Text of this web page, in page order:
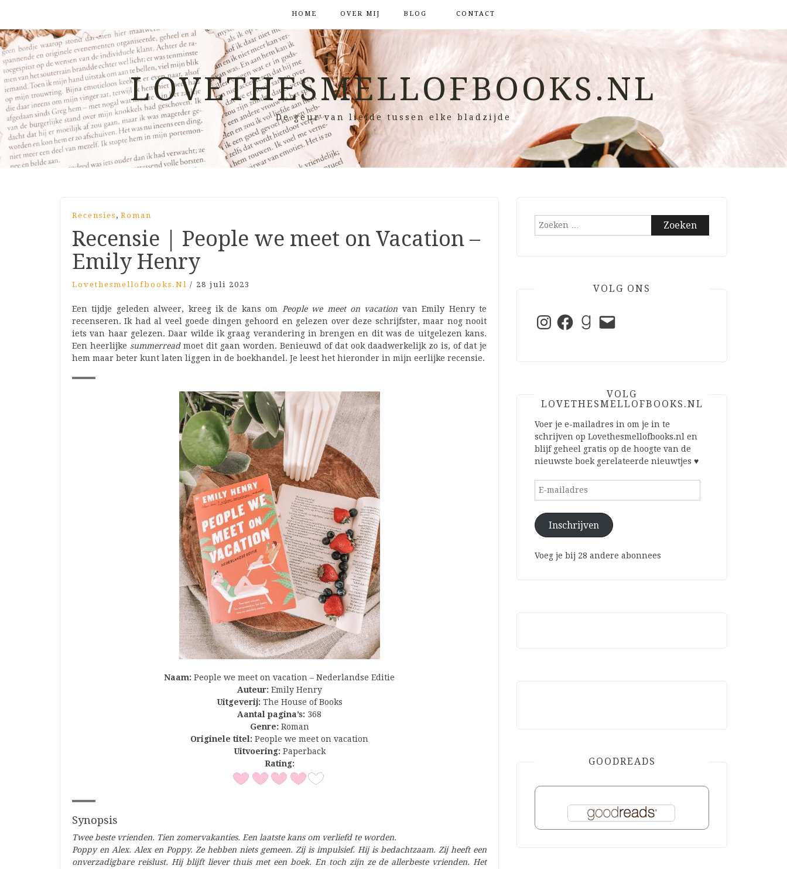
HOME OVER MIJ BLOG CONTACT
LOVETHESMELLOFBOOKS.NL
De geur van liefde tussen elke bladzijde
Recensies , Roman
Recensie | People we meet on Vacation –
Emily Henry
Lovethesmellofbooks.nl / 28 juli 2023
Een tijdje geleden alweer, kreeg ik de kans om People we meet on vacation van Emily Henry te
recenseren. Ik had al veel goede dingen gehoord en gelezen over deze schrijfster, maar nog nooit
iets van haar gelezen. Daar wilde ik graag verandering in brengen en dit was de uitgelezen kans.
Een heerlijke summerreadmoet dit gaan worden. Benieuwd of dat ook daadwerkelijk zo is, of dat je
hem maar beter kunt laten liggen in de boekhandel. Je leest het hieronder in mijn eerlijke recensie.
Naam: People we meet on vacation – Nederlandse Editie
Auteur: Emily Henry
Uitgeverij: The House of Books
Aantal pagina’s: 368
Genre: Roman
Originele titel: People we meet on vacation
Uitvoering: Paperback
Rating:
Synopsis
Twee beste vrienden. Tien zomervakanties. Een laatste kans om verliefd te worden.
Poppy en Alex. Alex en Poppy. Ze hebben niets gemeen. Zij is impulsief. Hij is bedachtzaam. Zij heeft een
onverzadigbare reislust. Hij blijft liever thuis met een boek. En toch zijn ze de allerbeste vrienden. Het
Zoeken
VOLG ONS
InstagramFacebookGoodreads
E-
mail
VOLG
LOVETHESMELLOFBOOKS.NL
Voer je e-mailadres in om je in te
schrijven op Lovethesmellofbooks.nl en
blijf geheel gratis op de hoogte van de
nieuwste boek gerelateerde nieuwtjes ♥
E-
Inschrijven
Voeg je bij 28 andere abonnees
GOODREADS